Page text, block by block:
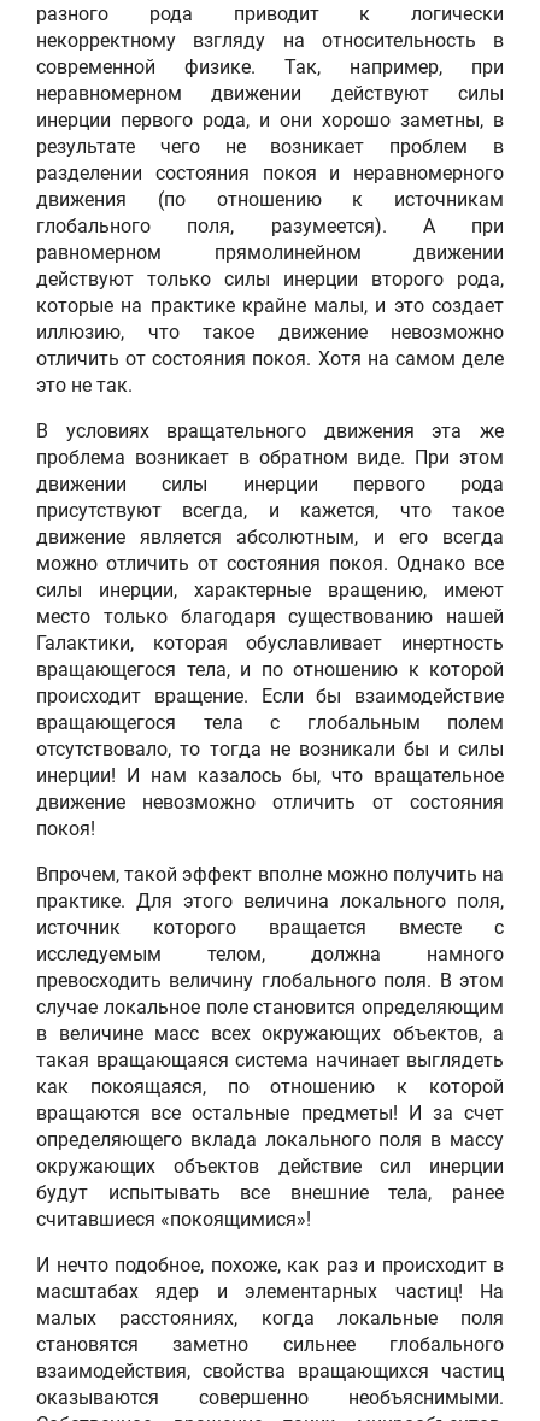
разного рода приводит к логически
некорректному взгляду на относительность в
современной физике. Так, например, при
неравномерном движении действуют силы
инерции первого рода, и они хорошо заметны, в
результате чего не возникает проблем в
разделении состояния покоя и неравномерного
движения (по отношению к источникам
глобального поля, разумеется). А при
равномерном прямолинейном движении
действуют только силы инерции второго рода,
которые на практике крайне малы, и это создает
иллюзию, что такое движение невозможно
отличить от состояния покоя. Хотя на самом деле
это не так.
В условиях вращательного движения эта же
проблема возникает в обратном виде. При этом
движении силы инерции первого рода
присутствуют всегда, и кажется, что такое
движение является абсолютным, и его всегда
можно отличить от состояния покоя. Однако все
силы инерции, характерные вращению, имеют
место только благодаря существованию нашей
Галактики, которая обуславливает инертность
вращающегося тела, и по отношению к которой
происходит вращение. Если бы взаимодействие
вращающегося тела с глобальным полем
отсутствовало, то тогда не возникали бы и силы
инерции! И нам казалось бы, что вращательное
движение невозможно отличить от состояния
покоя!
Впрочем, такой эффект вполне можно получить на
практике. Для этого величина локального поля,
источник которого вращается вместе с
исследуемым телом, должна намного
превосходить величину глобального поля. В этом
случае локальное поле становится определяющим
в величине масс всех окружающих объектов, а
такая вращающаяся система начинает выглядеть
как покоящаяся, по отношению к которой
вращаются все остальные предметы! И за счет
определяющего вклада локального поля в массу
окружающих объектов действие сил инерции
будут испытывать все внешние тела, ранее
считавшиеся «покоящимися»!
И нечто подобное, похоже, как раз и происходит в
масштабах ядер и элементарных частиц! На
малых расстояниях, когда локальные поля
становятся заметно сильнее глобального
взаимодействия, свойства вращающихся частиц
оказываются совершенно необъяснимыми.